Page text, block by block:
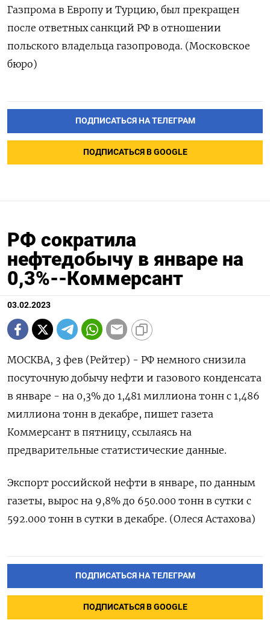
Газпрома в Европу и Турцию, был прекращен
после ответных санкций РФ в отношении
польского владельца газопровода. (Московское
бюро)
ПОДПИСАТЬСЯ НА ТЕЛЕГРАМ
ПОДПИСАТЬСЯ В GOOGLE
РФ сократила
нефтедобычу в январе на
0,3%--Коммерсант
03.02.2023
МОСКВА, 3 фев (Рейтер) - РФ немного снизила
посуточную добычу нефти и газового конденсата
в январе - на 0,3% до 1,481 миллиона тонн с 1,486
миллиона тонн в декабре, пишет газета
Коммерсант в пятницу, ссылаясь на
предварительные статистические данные.
Экспорт российской нефти в январе, по данным
газеты, вырос на 9,8% до 650.000 тонн в сутки с
592.000 тонн в сутки в декабре. (Олеся Астахова)
ПОДПИСАТЬСЯ НА ТЕЛЕГРАМ
ПОДПИСАТЬСЯ В GOOGLE